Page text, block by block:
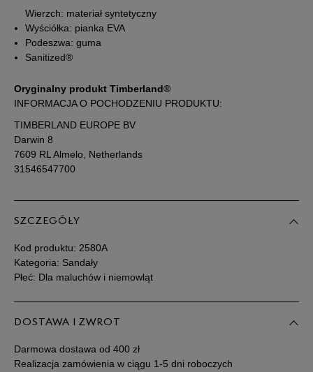
27 16,5 cm
29 18 cm
Zobacz jak zmierzyć stopę?
Wierzch: materiał syntetyczny
Wyściółka: pianka EVA
Podeszwa: guma
Sanitized®
Oryginalny produkt Timberland®
INFORMACJA O POCHODZENIU PRODUKTU:
TIMBERLAND EUROPE BV
Darwin 8
7609 RL Almelo, Netherlands
31546547700
SZCZEGÓŁY
Kod produktu: 2580A
Kategoria: Sandały
Płeć: Dla maluchów i niemowląt
DOSTAWA I ZWROT
Darmowa dostawa od 400 zł
Realizacja zamówienia w ciągu 1-5 dni roboczych